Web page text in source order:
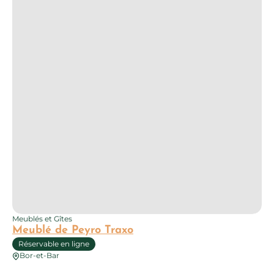
Meublés et Gîtes
Meublé de Peyro Traxo
Réservable en ligne
Bor-et-Bar